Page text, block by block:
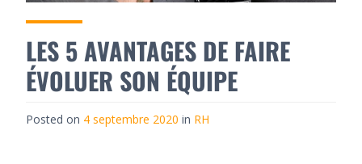
LES 5 AVANTAGES DE FAIRE
ÉVOLUER SON ÉQUIPE
Posted on 4 septembre 2020 in RH